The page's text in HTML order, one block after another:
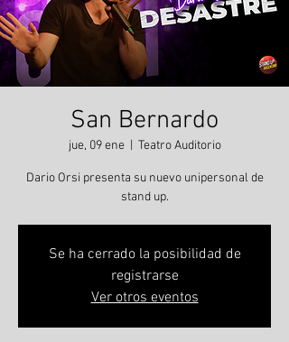
San Bernardo
jue, 09 ene
  |
Teatro Auditorio
Dario Orsi presenta su nuevo unipersonal de
stand up.
Se ha cerrado la posibilidad de
registrarse
Ver otros eventos